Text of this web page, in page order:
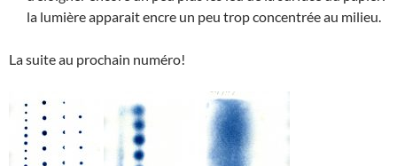
la lumière apparait encre un peu trop concentrée au milieu.
La suite au prochain numéro!